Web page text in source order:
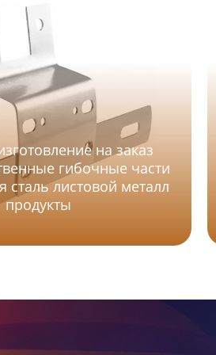
на заказ
гибочные части
листовой металл
продукты